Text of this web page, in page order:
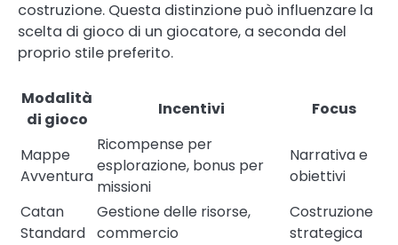
costruzione. Questa distinzione può influenzare la
scelta di gioco di un giocatore, a seconda del
proprio stile preferito.
Modalità
di gioco
Incentivi Focus
Mappe
Avventura
Ricompense per
esplorazione, bonus per
missioni
Narrativa e
obiettivi
Catan
Standard
Gestione delle risorse,
commercio
Costruzione
strategica